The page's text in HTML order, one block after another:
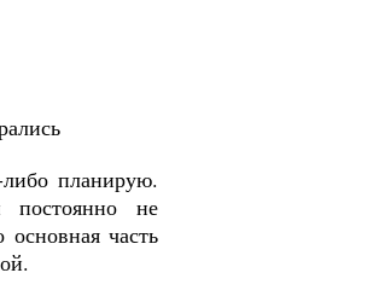
планирую.
не
часть